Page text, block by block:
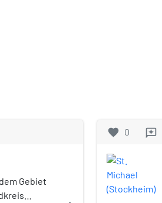
Gebiet
favorite 0 reviews